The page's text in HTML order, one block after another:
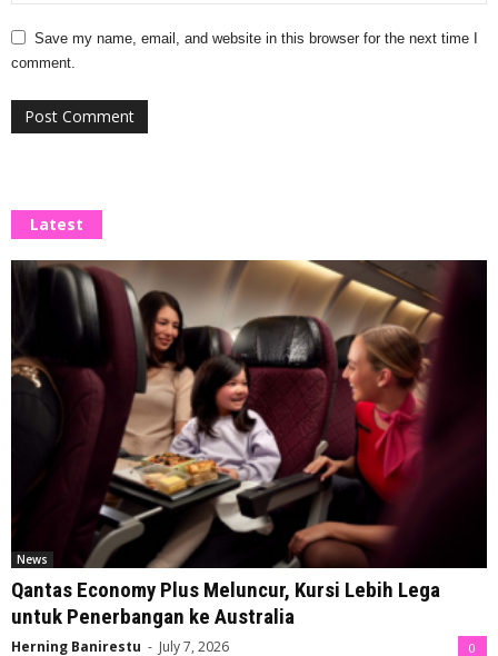
Save my name, email, and website in this browser for the next time I
comment.
Latest
News
Qantas Economy Plus Meluncur, Kursi Lebih Lega
untuk Penerbangan ke Australia
Herning Banirestu - July 7, 2026 0